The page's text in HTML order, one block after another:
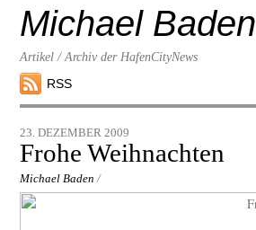
contentMichael Baden
Artikel / Archiv der HafenCityNews
RSS
23. DEZEMBER 2009
Frohe Weihnachten
Michael Baden /